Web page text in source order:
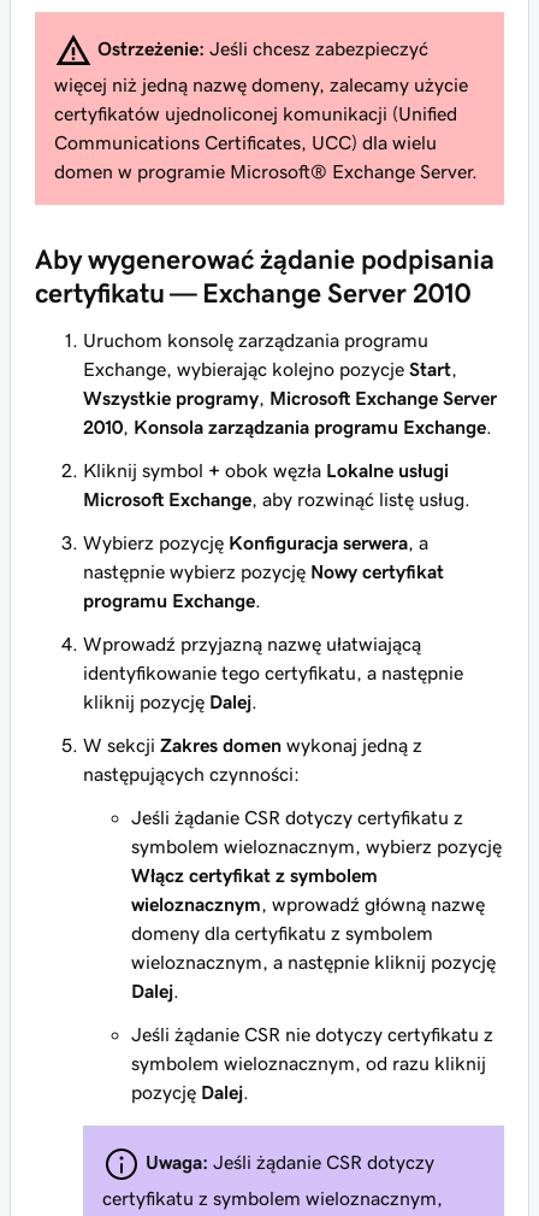
Ostrzeżenie: Jeśli chcesz zabezpieczyć
więcej niż jedną nazwę domeny, zalecamy użycie
certyfikatów ujednoliconej komunikacji (Unified
Communications Certificates, UCC) dla wielu
domen w programie Microsoft® Exchange Server.
Aby wygenerować żądanie podpisania
certyfikatu — Exchange Server 2010
Uruchom konsolę zarządzania programu
Exchange, wybierając kolejno pozycje Start
Wszystkie programy
Microsoft Exchange Server
2010
Konsola zarządzania programu Exchange
Kliknij symbol + obok węzła Lokalne usługi
Microsoft Exchange , aby rozwinąć listę usług.
Wybierz pozycję Konfiguracja serwera , a
następnie wybierz pozycję Nowy certyfikat
programu Exchange
Wprowadź przyjazną nazwę ułatwiającą
identyfikowanie tego certyfikatu, a następnie
kliknij pozycję Dalej
W sekcji Zakres domen wykonaj jedną z
następujących czynności:
Jeśli żądanie CSR dotyczy certyfikatu z
symbolem wieloznacznym, wybierz pozycję
Włącz certyfikat z symbolem
wieloznacznym , wprowadź główną nazwę
domeny dla certyfikatu z symbolem
wieloznacznym, a następnie kliknij pozycję
Dalej
Jeśli żądanie CSR nie dotyczy certyfikatu z
symbolem wieloznacznym, od razu kliknij
pozycję Dalej
Uwaga: Jeśli żądanie CSR dotyczy
certyfikatu z symbolem wieloznacznym,